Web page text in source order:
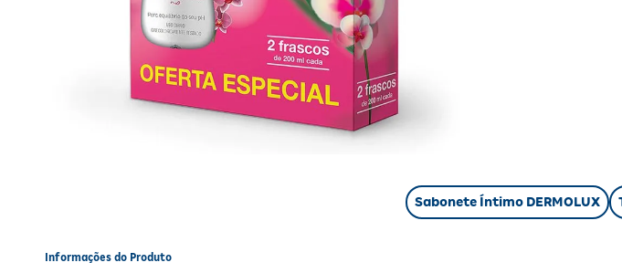
Delicat, a pele
protegida, sem
delicada
Sabonete Íntimo DERMOLUX
Informações do Produto